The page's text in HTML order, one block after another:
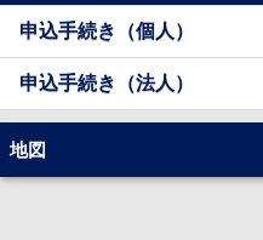
申込手続き（個人）
申込手続き（法人）
地図